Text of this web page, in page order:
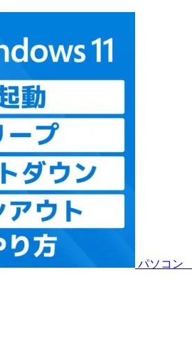
パソコン